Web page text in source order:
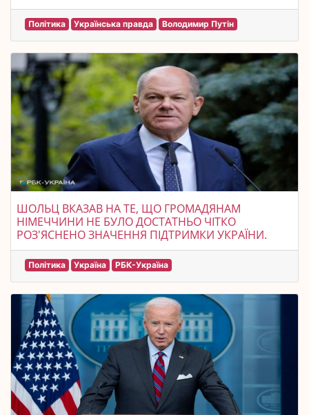
Політика Українська правда Володимир Путін
ШОЛЬЦ ВКАЗАВ НА ТЕ, ЩО ГРОМАДЯНАМ
НІМЕЧЧИНИ НЕ БУЛО ДОСТАТНЬО ЧІТКО
РОЗ'ЯСНЕНО ЗНАЧЕННЯ ПІДТРИМКИ УКРАЇНИ.
Політика Україна РБК-Україна